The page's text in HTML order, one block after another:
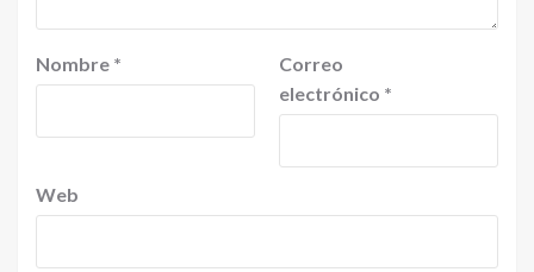
Nombre *
Correo
electrónico *
Web